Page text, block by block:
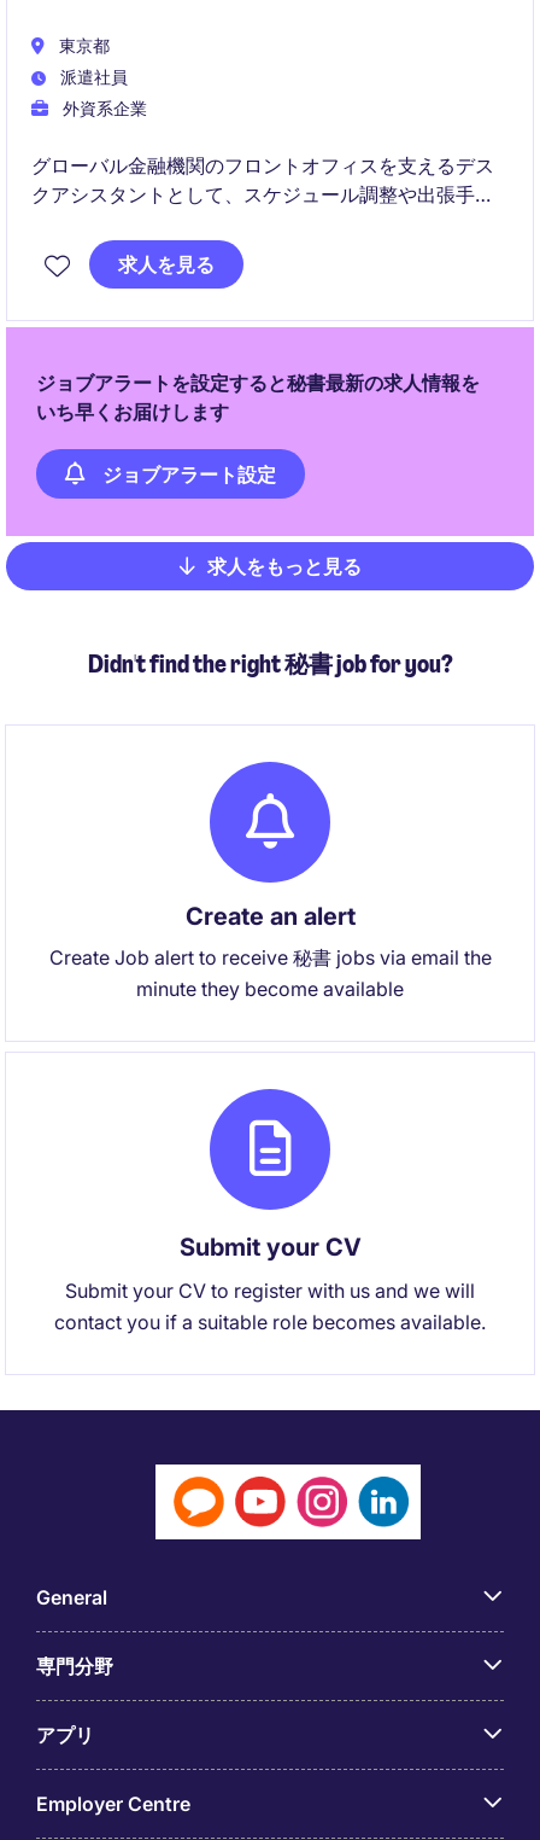
東京都
派遣社員
外資系企業
グローバル金融機関のフロントオフィスを支えるデス
クアシスタントとして、スケジュール調整や出張手
用しながら国内外の関係者と連携し、業務運営を円滑
に進める重要なポジションです。
求人を見る
ジョブアラートを設定すると秘書最新の求人情報を
いち早くお届けします
ジョブアラート設定
Pagination
求人をもっと見る
Didn't find the right 秘書 job for you?
Create an alert
Create Job alert to receive 秘書 jobs via email the
minute they become available
Submit your CV
Submit your CV to register with us and we will
contact you if a suitable role becomes available.
General
専門分野
アプリ
Employer Centre